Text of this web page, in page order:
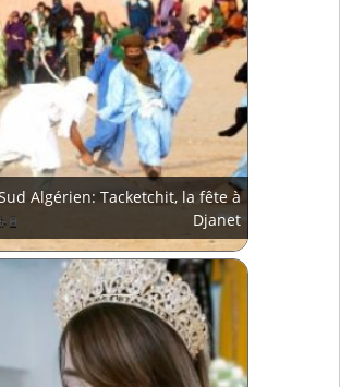
Algérien: Tacketchit, la fête à
Djanet